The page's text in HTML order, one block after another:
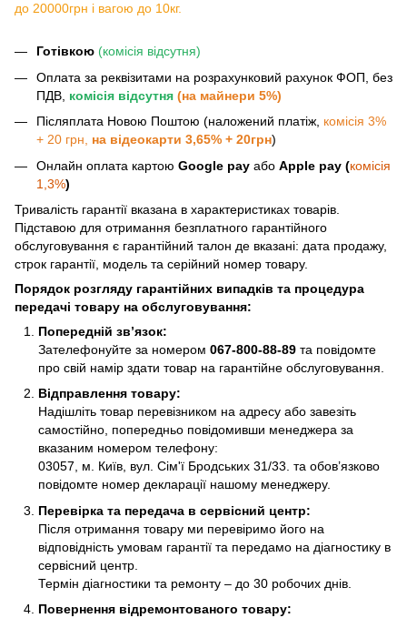
до 20000грн і вагою до 10кг.
Готівкою (комісія відсутня)
Оплата за реквізитами на розрахунковий рахунок ФОП, без
ПДВ, комісія відсутня (на майнери 5%)
Післяплата Новою Поштою (наложений платіж, комісія 3%
+ 20 грн, на відеокарти 3,65% + 20грн)
Онлайн оплата картою Google pay або Apple pay (комісія
1,3%)
Тривалість гарантії вказана в характеристиках товарів.
Підставою для отримання безплатного гарантійного
обслуговування є гарантійний талон де вказані: дата продажу,
строк гарантії, модель та серійний номер товару.
Порядок розгляду гарантійних випадків та процедура
передачі товару на обслуговування:
Попередній зв’язок:
Зателефонуйте за номером 067-800-88-89 та повідомте
про свій намір здати товар на гарантійне обслуговування.
Відправлення товару:
Надішліть товар перевізником на адресу або завезіть
самостійно, попередньо повідомивши менеджера за
вказаним номером телефону:
03057, м. Київ, вул. Сім'ї Бродських 31/33. та обов’язково
повідомте номер декларації нашому менеджеру.
Перевірка та передача в сервісний центр:
Після отримання товару ми перевіримо його на
відповідність умовам гарантії та передамо на діагностику в
сервісний центр.
Термін діагностики та ремонту – до 30 робочих днів.
Повернення відремонтованого товару: